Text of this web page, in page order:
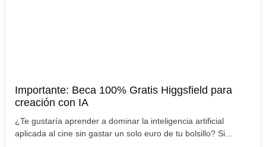
Importante: Beca 100% Gratis Higgsfield para
creación con IA
¿Te gustaría aprender a dominar la inteligencia artificial
aplicada al cine sin gastar un solo euro de tu bolsillo? Si...